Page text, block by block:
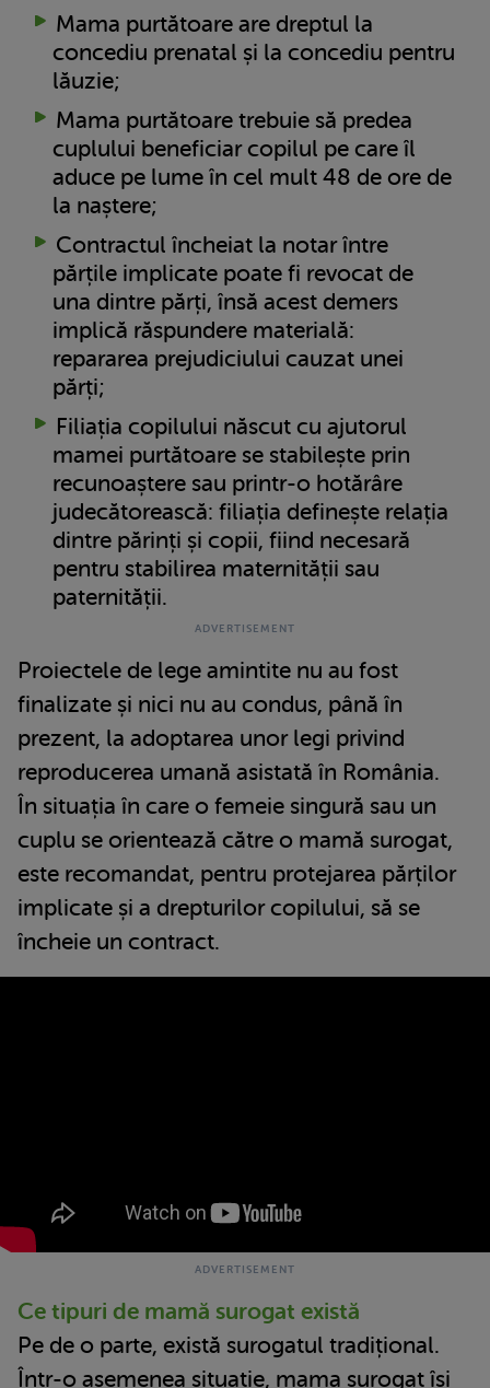
Mama purtătoare are dreptul la
concediu prenatal și la concediu pentru
lăuzie;
Mama purtătoare trebuie să predea
cuplului beneficiar copilul pe care îl
aduce pe lume în cel mult 48 de ore de
la naștere;
Contractul încheiat la notar între
părțile implicate poate fi revocat de
una dintre părți, însă acest demers
implică răspundere materială:
repararea prejudiciului cauzat unei
părți;
Filiația copilului născut cu ajutorul
mamei purtătoare se stabilește prin
recunoaștere sau printr-o hotărâre
judecătorească: filiația definește relația
dintre părinți și copii, fiind necesară
pentru stabilirea maternității sau
paternității.
Proiectele de lege amintite nu au fost
finalizate și nici nu au condus, până în
prezent, la adoptarea unor legi privind
reproducerea umană asistată în România.
În situația în care o femeie singură sau un
cuplu se orientează către o mamă surogat,
este recomandat, pentru protejarea părților
implicate și a drepturilor copilului, să se
încheie un contract.
Ce tipuri de mamă surogat există
Pe de o parte, există surogatul tradițional.
Într-o asemenea situație, mama surogat își